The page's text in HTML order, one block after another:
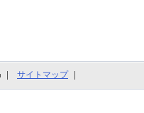
サイトマップ